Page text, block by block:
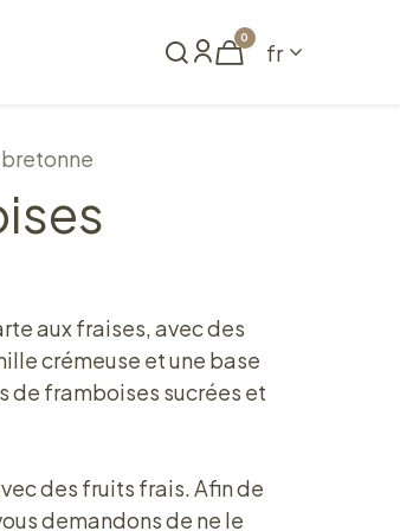
0
fr
aux fraises, avec des
crémeuse et une base
de framboises sucrées et
des fruits frais. Afin de
demandons de ne le